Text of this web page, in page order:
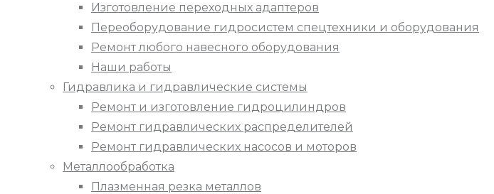
Изготовление переходных адаптеров
Переоборудование гидросистем спецтехники и оборудования
Ремонт любого навесного оборудования
Наши работы
Гидравлика и гидравлические системы
Ремонт и изготовление гидроцилиндров
Ремонт гидравлических распределителей
Ремонт гидравлических насосов и моторов
Металлообработка
Плазменная резка металлов